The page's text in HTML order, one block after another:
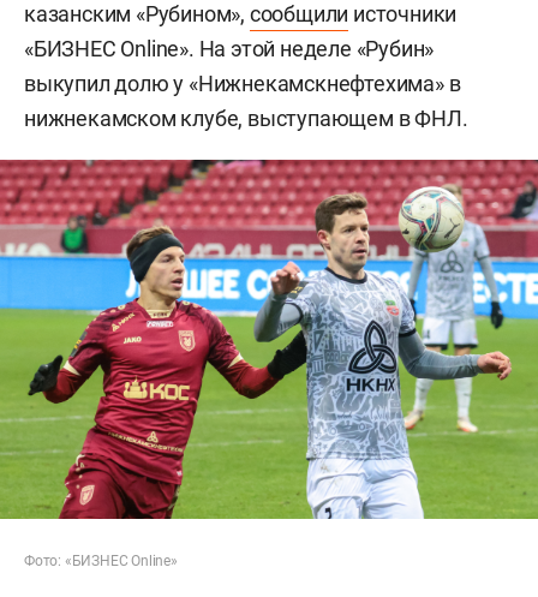
казанским «Рубином», сообщили источники
«БИЗНЕС Online». На этой неделе «Рубин»
выкупил долю у «Нижнекамскнефтехима» в
нижнекамском клубе, выступающем в ФНЛ.
Фото: «БИЗНЕС Online»